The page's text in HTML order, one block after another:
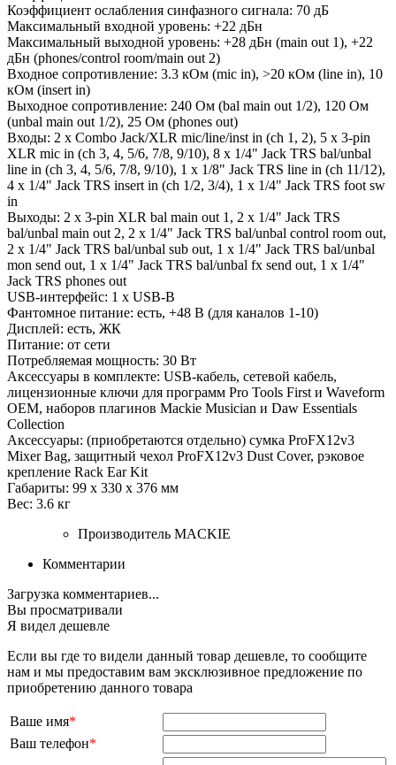
Коэффициент ослабления синфазного сигнала: 70 дБ
Максимальный входной уровень: +22 дБн
Максимальный выходной уровень: +28 дБн (main out 1), +22
дБн (phones/control room/main out 2)
Входное сопротивление: 3.3 кОм (mic in), >20 кОм (line in), 10
кОм (insert in)
Выходное сопротивление: 240 Ом (bal main out 1/2), 120 Ом
(unbal main out 1/2), 25 Ом (phones out)
Входы: 2 x Combo Jack/XLR mic/line/inst in (ch 1, 2), 5 x 3-pin
XLR mic in (ch 3, 4, 5/6, 7/8, 9/10), 8 x 1/4" Jack TRS bal/unbal
line in (ch 3, 4, 5/6, 7/8, 9/10), 1 x 1/8" Jack TRS line in (ch 11/12),
4 x 1/4" Jack TRS insert in (ch 1/2, 3/4), 1 x 1/4" Jack TRS foot sw
in
Выходы: 2 x 3-pin XLR bal main out 1, 2 x 1/4" Jack TRS
bal/unbal main out 2, 2 x 1/4" Jack TRS bal/unbal control room out,
2 x 1/4" Jack TRS bal/unbal sub out, 1 x 1/4" Jack TRS bal/unbal
mon send out, 1 x 1/4" Jack TRS bal/unbal fx send out, 1 x 1/4"
Jack TRS phones out
USB-интерфейс: 1 x USB-B
Фантомное питание: есть, +48 В (для каналов 1-10)
Дисплей: есть, ЖК
Питание: от сети
Потребляемая мощность: 30 Вт
Аксессуары в комплекте: USB-кабель, сетевой кабель,
лицензионные ключи для программ Pro Tools First и Waveform
OEM, наборов плагинов Mackie Musician и Daw Essentials
Collection
Аксессуары: (приобретаются отдельно) сумка ProFX12v3
Mixer Bag, защитный чехол ProFX12v3 Dust Cover, рэковое
крепление Rack Ear Kit
Габариты: 99 х 330 х 376 мм
Вес: 3.6 кг
Производитель MACKIE
Комментарии
Загрузка комментариев...
Вы просматривали
Я видел дешевле
Если вы где то видели данный товар дешевле, то сообщите
нам и мы предоставим вам эксклюзивное предложение по
приобретению данного товара
Ваше имя*
Ваш телефон*